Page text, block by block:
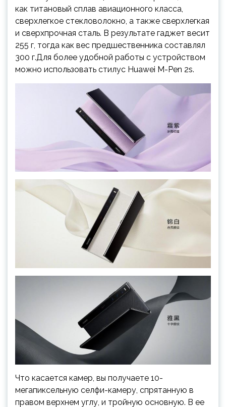
как титановый сплав авиационного класса,
сверхлегкое стекловолокно, а также сверхлегкая
и сверхпрочная сталь. В результате гаджет весит
255 г, тогда как вес предшественника составлял
300 г.Для более удобной работы с устройством
можно использовать стилус Huawei M-Pen 2s.
Что касается камер, вы получаете 10-
мегапиксельную селфи-камеру, спрятанную в
правом верхнем углу, и тройную основную. В ее